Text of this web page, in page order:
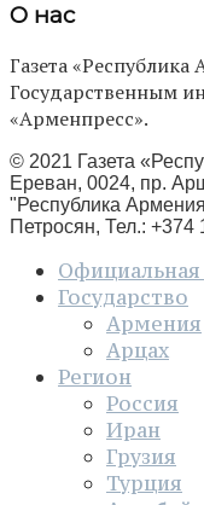
О нас
Газета
Государственным
«Арменпресс».
© 2021 Газета
Ереван, 0024, пр.
"Республика
Петросян, Тел.: +374
Государство
Армения
Арцах
Регион
Россия
Иран
Грузия
Турция